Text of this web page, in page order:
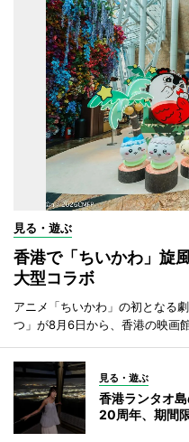
見る・遊ぶ
香港で「ちいかわ」旋
大型コラボ
アニメ「ちいかわ」の初となる
つ」が8月6日から、香港の映画
見る・遊ぶ
香港ランタオ
20周年、期間